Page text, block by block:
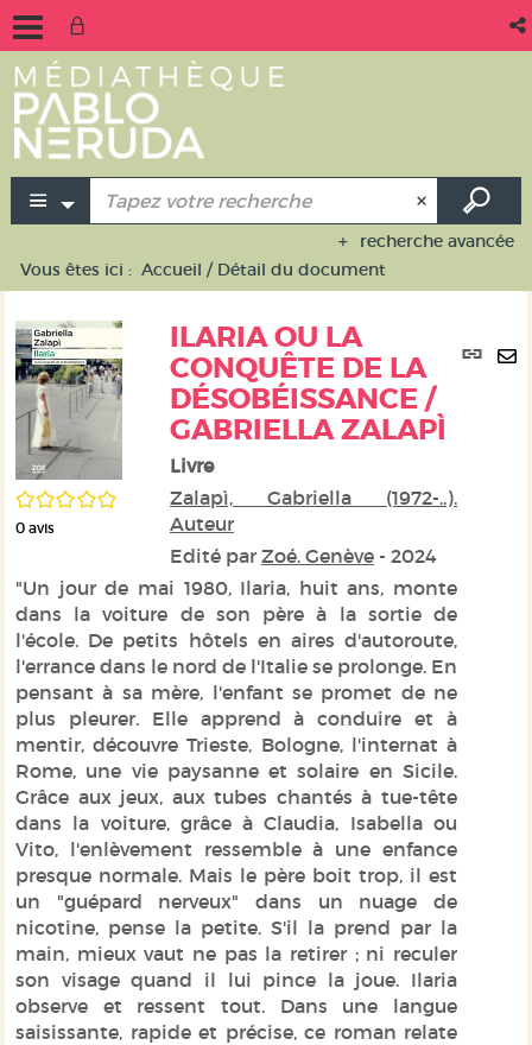
recherche avancée
Vous êtes ici : Accueil / Détail du document
/5
0 avis
ILARIA OU LA
CONQUÊTE DE LA
DÉSOBÉISSANCE /
GABRIELLA ZALAPÌ
Livre
Zalapì, Gabriella (1972-..).
Auteur
Edité par Zoé. Genève - 2024
"Un jour de mai 1980, Ilaria, huit ans, monte
dans la voiture de son père à la sortie de
l'école. De petits hôtels en aires d'autoroute,
l'errance dans le nord de l'Italie se prolonge. En
pensant à sa mère, l'enfant se promet de ne
plus pleurer. Elle apprend à conduire et à
mentir, découvre Trieste, Bologne, l'internat à
Rome, une vie paysanne et solaire en Sicile.
Grâce aux jeux, aux tubes chantés à tue-tête
dans la voiture, grâce à Claudia, Isabella ou
Vito, l'enlèvement ressemble à une enfance
presque normale. Mais le père boit trop, il est
un "guépard nerveux" dans un nuage de
nicotine, pense la petite. S'il la prend par la
main, mieux vaut ne pas la retirer ; ni reculer
son visage quand il lui pince la joue. Ilaria
observe et ressent tout. Dans une langue
saisissante, rapide et précise, ce roman relate